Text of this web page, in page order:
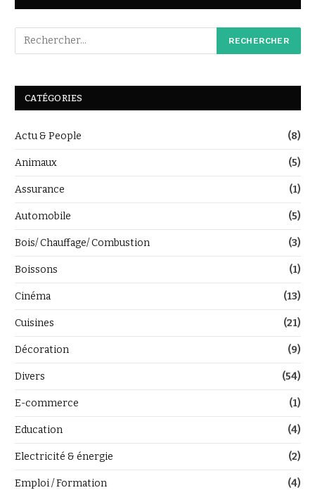
CATÉGORIES
Actu & People (8)
Animaux (5)
Assurance (1)
Automobile (5)
Bois/ Chauffage/ Combustion (3)
Boissons (1)
Cinéma (13)
Cuisines (21)
Décoration (9)
Divers (54)
E-commerce (1)
Education (4)
Electricité & énergie (2)
Emploi / Formation (4)